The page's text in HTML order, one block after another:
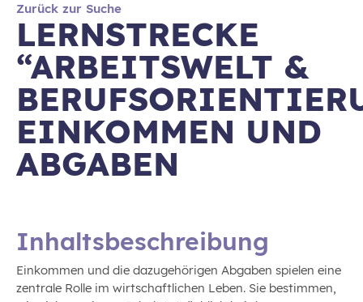
Zurück zur Suche
LERNSTRECKE
“ARBEITSWELT &
EINKOMMEN UND
ABGABEN
Inhaltsbeschreibung
Einkommen und die dazugehörigen Abgaben spielen eine
zentrale Rolle im wirtschaftlichen Leben. Sie bestimmen,